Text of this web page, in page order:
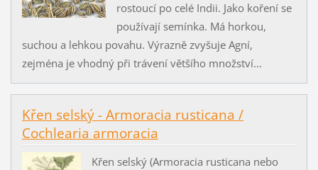
rostoucí po celé Indii. Jako koření se
používají semínka. Má horkou,
suchou a lehkou povahu. Výrazně zvyšuje Agní,
zejména je vhodný při trávení většího množství...
Křen selský - Armoracia rusticana /
Cochlearia armoracia
Křen selský (Armoracia rusticana nebo